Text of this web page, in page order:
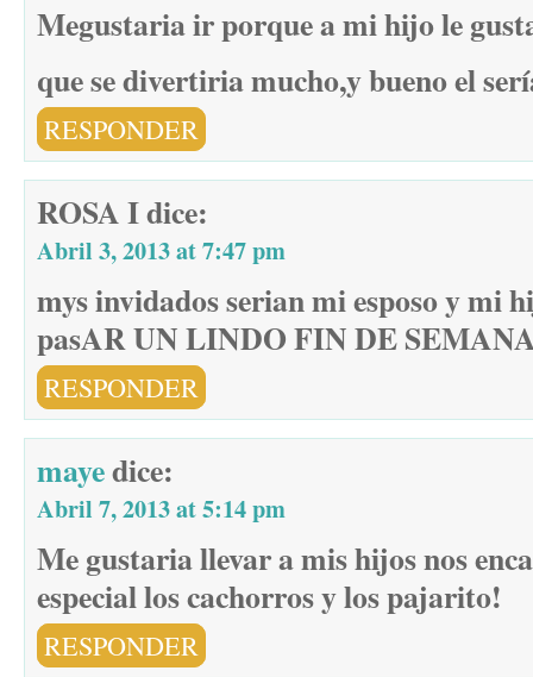
Megustaria ir porque a mi hijo le
que se divertiria mucho,y bueno el
RESPONDER
ROSA Idice:
Abril 3, 2013 at 7:47 pm
mys invidados serian mi esposo y mi
pasAR UN LINDO FIN DE
RESPONDER
mayedice:
Abril 7, 2013 at 5:14 pm
Me gustaria llevar a mis hijos nos
especial los cachorros y los pajarito!
RESPONDER